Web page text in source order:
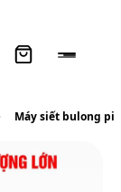
Máy siết bulong